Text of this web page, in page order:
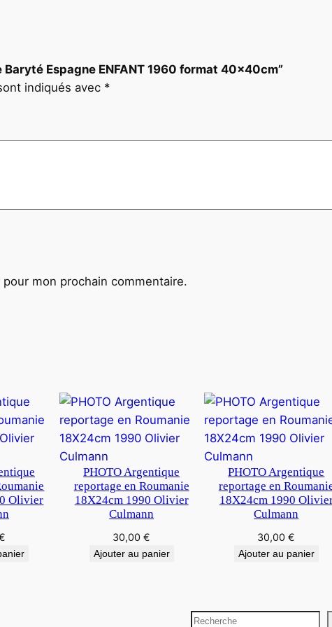
Espagne ENFANT 1960 format 40x40cm”
indiqués avec *
mon prochain commentaire.
Olivier
PHOTO Argentique
reportage en Roumanie
18X24cm 1990 Olivier
Culmann
30,00€
Ajouter au panier
PHOTO Argentique
reportage en
18X24cm 1990
Culmann
30,00€
Ajouter au panier
R